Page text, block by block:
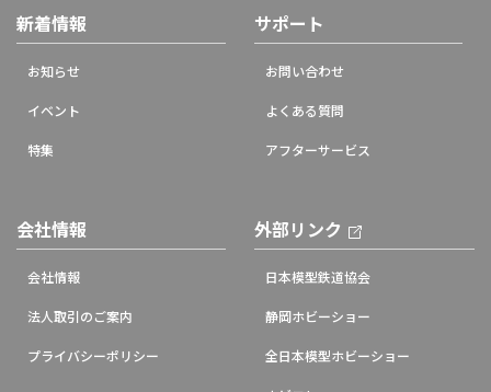
新着情報
お知らせ
イベント
特集
サポート
お問い合わせ
よくある質問
アフターサービス
会社情報
会社情報
法人取引のご案内
プライバシーポリシー
外部リンク
日本模型鉄道協会
静岡ホビーショー
全日本模型ホビーショー